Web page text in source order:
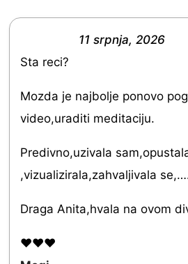
5
t
e
5
.
0
u
11 srpnja, 2026
Sta reci?
Mozda je najbolje ponovo
video,uraditi meditaciju.
Predivno,uzivala
,vizualizirala,zahvaljivala
Draga Anita,hvala na ovom
❤️❤️❤️